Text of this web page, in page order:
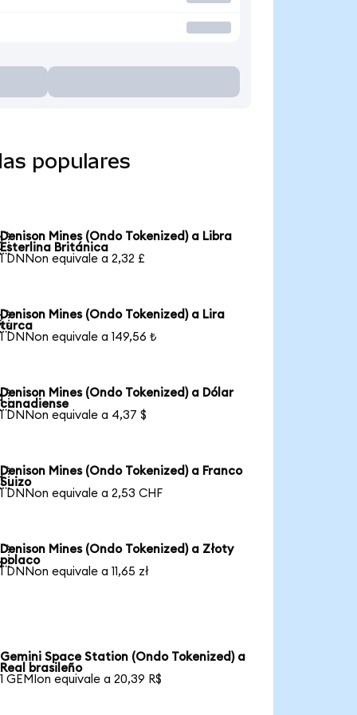
populares
Denison Mines (Ondo Tokenized) a Libra
Esterlina Británica
1 DNNon equivale a 2,32 £
Denison Mines (Ondo Tokenized) a Lira
turca
1 DNNon equivale a 149,56 ₺
Denison Mines (Ondo Tokenized) a Dólar
canadiense
1 DNNon equivale a 4,37 $
Denison Mines (Ondo Tokenized) a Franco
Suizo
1 DNNon equivale a 2,53 CHF
Denison Mines (Ondo Tokenized) a Złoty
polaco
1 DNNon equivale a 11,65 zł
Gemini Space Station (Ondo Tokenized) a
Real brasileño
1 GEMIon equivale a 20,39 R$